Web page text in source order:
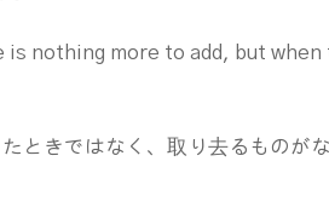
nothing more to add, but
ときではなく、取り去るものが